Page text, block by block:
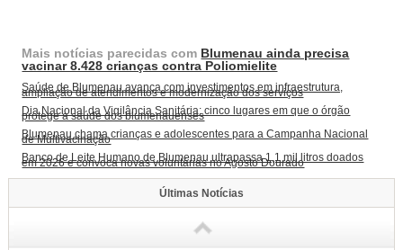
Mais notícias parecidas com Blumenau ainda precisa
vacinar 8.428 crianças contra Poliomielite
Saúde de Blumenau avança com investimentos em infraestrutura,
ampliação de atendimentos e modernização dos serviços
Dia Nacional da Vigilância Sanitária: cinco lugares em que o órgão
protege a saúde dos blumenauenses
Blumenau chama crianças e adolescentes para a Campanha Nacional
de Multivacinação
Banco de Leite Humano de Blumenau ultrapassa 1,1 mil litros doados
em 2026 e convoca novas voluntárias no Agosto Dourado
Últimas Notícias